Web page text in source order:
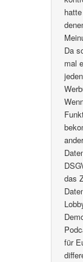
Da
mal
das
für